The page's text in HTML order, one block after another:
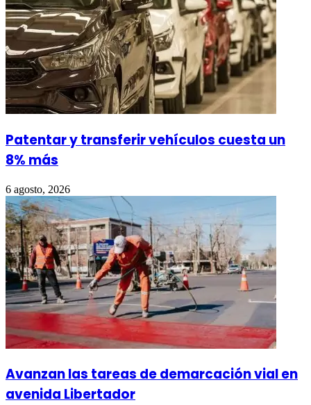
Patentar y transferir vehículos cuesta un
8% más
6 agosto, 2026
Avanzan las tareas de demarcación vial en
avenida Libertador